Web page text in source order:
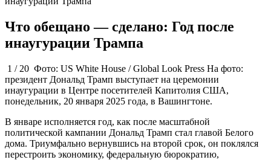
Что обещано — сделано: Год после
инаугурации Трампа
1 / 20 Фото: US White House / Global Look Press На фото:
президент Дональд Трамп выступает на церемонии
инаугурации в Центре посетителей Капитолия США,
понедельник, 20 января 2025 года, в Вашингтоне.
В январе исполняется год, как после масштабной
политической кампании Дональд Трамп стал главой Белого
дома. Триумфально вернувшись на второй срок, он поклялся
перестроить экономику, федеральную бюрократию,